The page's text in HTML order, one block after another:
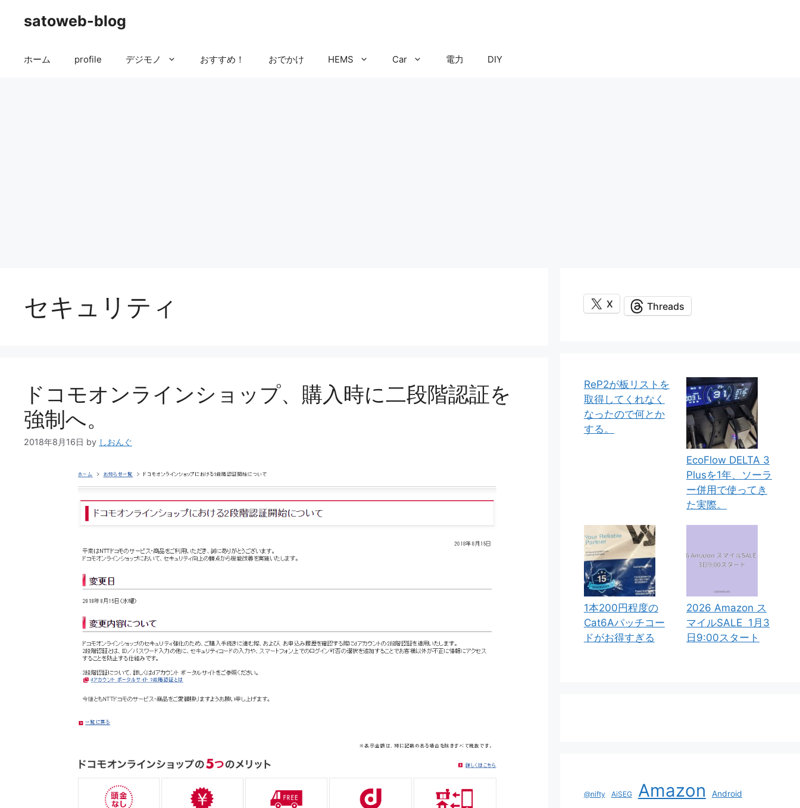
satoweb-blog
ホーム profile デジモノ おすすめ！ おでかけ HEMS Car 電力 DIY
セキュリティ
ドコモオンラインショップ、購入時に二段階認証を
強制へ。
2018年8月16日 by しおんぐ
X Threads
ReP2が板リストを
取得してくれなく
なったので何とか
する。
EcoFlow DELTA 3
Plusを1年、ソーラ
ー併用で使ってき
た実際。
1本200円程度の
Cat6Aパッチコー
ドがお得すぎる
2026 Amazon ス
マイルSALE 1月3
日9:00スタート
@nifty AiSEG Amazon Android